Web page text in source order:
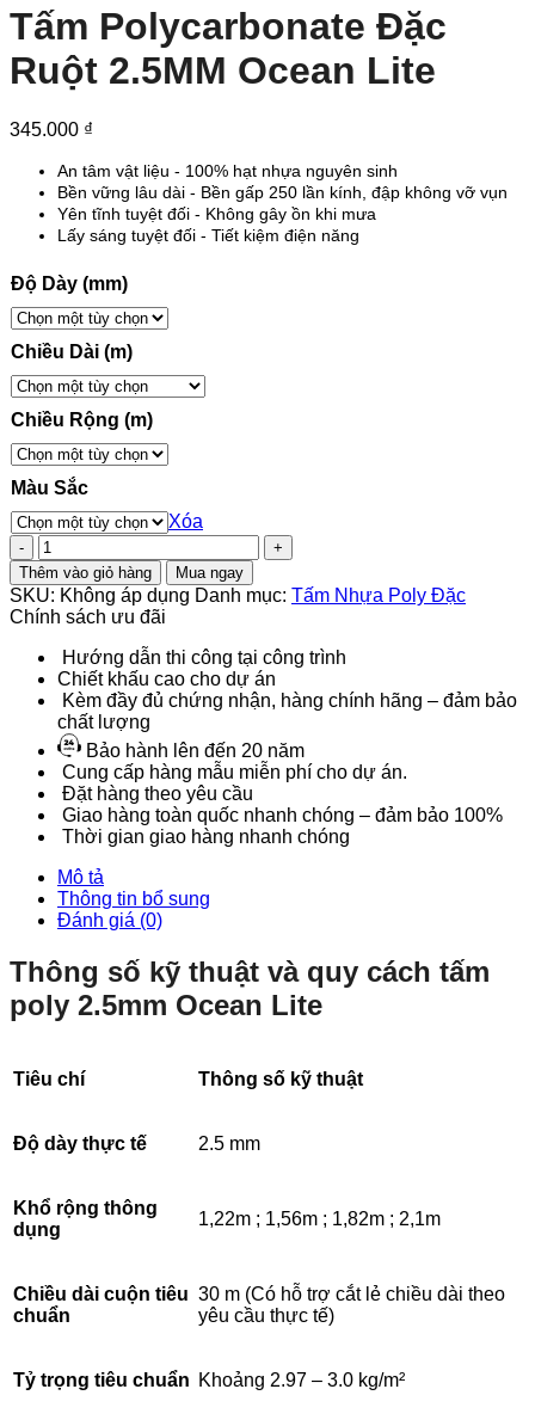
Tấm Polycarbonate Đặc
Ruột 2.5MM Ocean Lite
345.000 ₫
An tâm vật liệu - 100% hạt nhựa nguyên sinh
Bền vững lâu dài - Bền gấp 250 lần kính, đập không vỡ vụn
Yên tĩnh tuyệt đối - Không gây ồn khi mưa
Lấy sáng tuyệt đối - Tiết kiệm điện năng
Độ Dày (mm)
Chiều Dài (m)
Chiều Rộng (m)
Màu Sắc
Xóa
Tấm
Polycarbonate
Đặc
Ruột
2.5MM
Ocean
Lite
số
lượng
Thêm vào giỏ hàng Mua ngay
SKU: Không áp dụng Danh mục: Tấm Nhựa Poly Đặc
Chính sách ưu đãi
Hướng dẫn thi công tại công trình
Chiết khấu cao cho dự án
Kèm đầy đủ chứng nhận, hàng chính hãng – đảm bảo
chất lượng
Bảo hành lên đến 20 năm
Cung cấp hàng mẫu miễn phí cho dự án.
Đặt hàng theo yêu cầu
Giao hàng toàn quốc nhanh chóng – đảm bảo 100%
Thời gian giao hàng nhanh chóng
Mô tả
Thông tin bổ sung
Đánh giá (0)
Thông số kỹ thuật và quy cách tấm
poly 2.5mm Ocean Lite
Tiêu chí Thông số kỹ thuật
Độ dày thực tế 2.5 mm
Khổ rộng thông
dụng
1,22m ; 1,56m ; 1,82m ; 2,1m
Chiều dài cuộn tiêu
chuẩn
30 m (Có hỗ trợ cắt lẻ chiều dài theo
yêu cầu thực tế)
Tỷ trọng tiêu chuẩn Khoảng 2.97 – 3.0 kg/m²